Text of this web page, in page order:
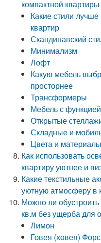
компактной квартиры
Какие стили
квартир
Скандинавский
Минимализм
Лофт
Какую мебель
просторнее
Трансформеры
Мебель с
Открытые
Складные и
Цвета и
Как использовать
квартиру уютнее и
Какие текстильные
уютную атмосферу в
Можно ли
кв.м без ущерба для
Лимон
Говея (ховея)